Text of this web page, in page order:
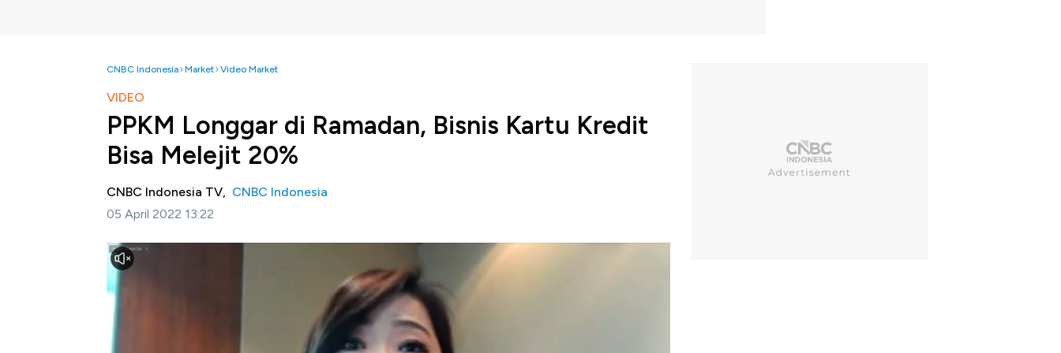
CNBC Indonesia Market Video Market
VIDEO
PPKM Longgar di Ramadan, Bisnis Kartu Kredit
Bisa Melejit 20%
CNBC Indonesia TV, CNBC Indonesia
05 April 2022 13:22
Jakarta, CNBC Indonesia-
Industri perbankan menilai kenaikan PPN menjadi 11% tidak akan
berdampak besar ke bisnis kartu kredit.
Direktur Consumer Banking Bank Mega, Lay Diza Larentie mengatakan pelonggaran PPKM di masa
Ramadan diharapkan akan menjadi pendorong penggunaan kartu kredit hingga 15%-20%sehingga
dampak kenaikan PPN tidak begitu terasa.